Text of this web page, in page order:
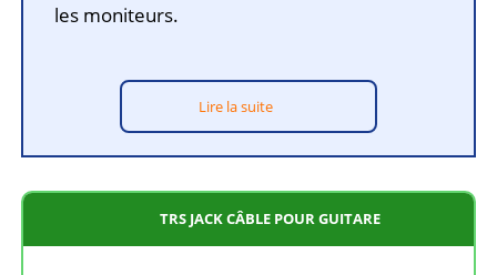
les moniteurs.
Lire la suite
TRS JACK CÂBLE POUR GUITARE